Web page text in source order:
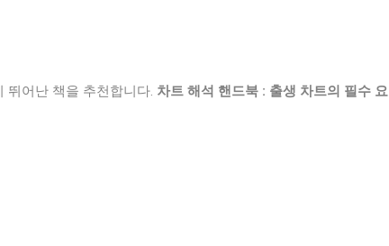
뛰어난 책을 추천합니다. 차트 해석 핸드북 : 출생 차트의 필수 요